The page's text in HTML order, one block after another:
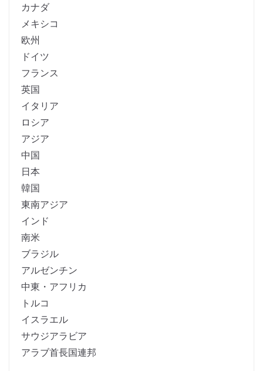
カナダ
メキシコ
欧州
ドイツ
フランス
英国
イタリア
ロシア
アジア
中国
日本
韓国
東南アジア
インド
南米
ブラジル
アルゼンチン
中東・アフリカ
トルコ
イスラエル
サウジアラビア
アラブ首長国連邦